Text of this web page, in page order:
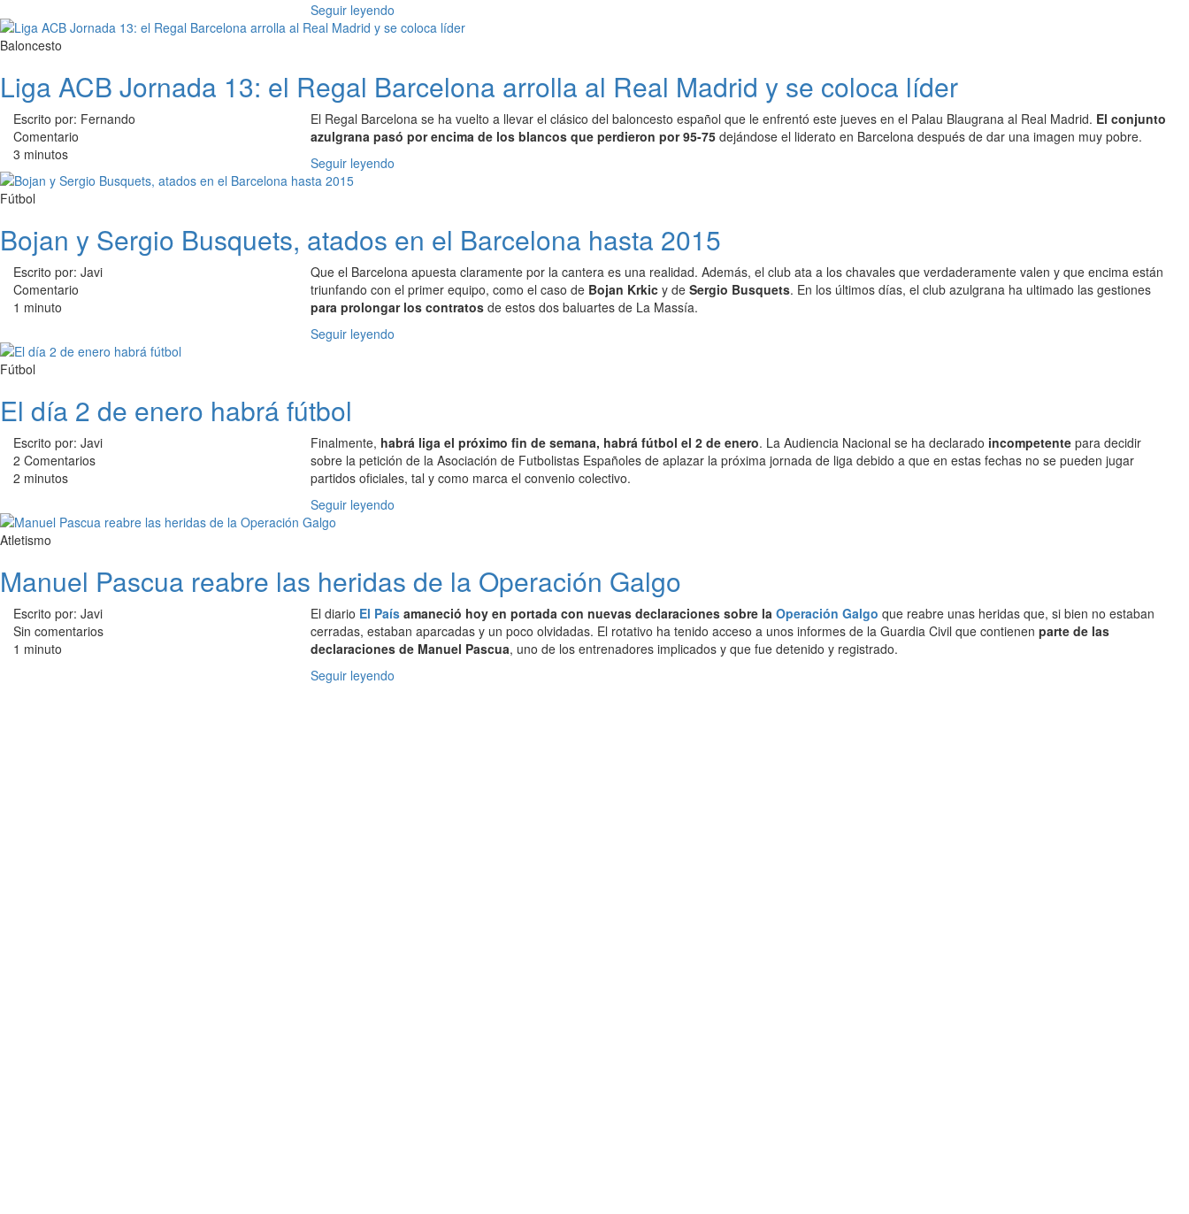
Seguir leyendo
Baloncesto
Liga ACB Jornada 13: el Regal Barcelona arrolla al Real Madrid y se coloca líder
Escrito por: Fernando
Comentario
3 minutos
El Regal Barcelona se ha vuelto a llevar el clásico del baloncesto español que le enfrentó este jueves en el Palau Blaugrana al Real Madrid. El conjunto
azulgrana pasó por encima de los blancos que perdieron por 95-75 dejándose el liderato en Barcelona después de dar una imagen muy pobre.
Seguir leyendo
Fútbol
Bojan y Sergio Busquets, atados en el Barcelona hasta 2015
Escrito por: Javi
Comentario
1 minuto
Que el Barcelona apuesta claramente por la cantera es una realidad. Además, el club ata a los chavales que verdaderamente valen y que encima están
triunfando con el primer equipo, como el caso de Bojan Krkic y de Sergio Busquets. En los últimos días, el club azulgrana ha ultimado las gestiones
para prolongar los contratos de estos dos baluartes de La Massía.
Seguir leyendo
Fútbol
El día 2 de enero habrá fútbol
Escrito por: Javi
2 Comentarios
2 minutos
Finalmente, habrá liga el próximo fin de semana, habrá fútbol el 2 de enero. La Audiencia Nacional se ha declarado incompetente para decidir
sobre la petición de la Asociación de Futbolistas Españoles de aplazar la próxima jornada de liga debido a que en estas fechas no se pueden jugar
partidos oficiales, tal y como marca el convenio colectivo.
Seguir leyendo
Atletismo
Manuel Pascua reabre las heridas de la Operación Galgo
Escrito por: Javi
Sin comentarios
1 minuto
El diario El País amaneció hoy en portada con nuevas declaraciones sobre la Operación Galgo que reabre unas heridas que, si bien no estaban
cerradas, estaban aparcadas y un poco olvidadas. El rotativo ha tenido acceso a unos informes de la Guardia Civil que contienen parte de las
declaraciones de Manuel Pascua, uno de los entrenadores implicados y que fue detenido y registrado.
Seguir leyendo